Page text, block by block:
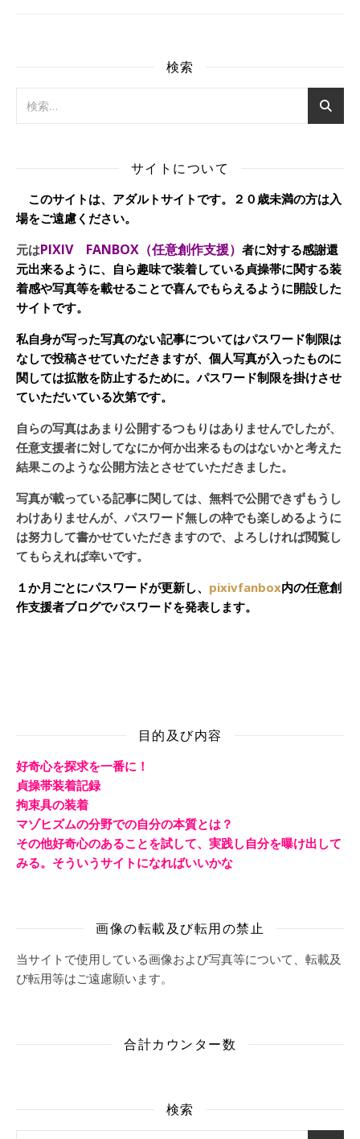
検索
サイトについて
このサイトは、アダルトサイトです。２０歳未満の方は入
場をご遠慮ください。
元はPIXIV FANBOX（任意創作支援） 者に対する感謝還
元出来るように、自ら趣味で装着している貞操帯に関する装
着感や写真等を載せることで喜んでもらえるように開設した
サイトです。
私自身が写った写真のない記事についてはパスワード制限は
なしで投稿させていただきますが、個人写真が入ったものに
関しては拡散を防止するために。パスワード制限を掛けさせ
ていただいている次第です。
自らの写真はあまり公開するつもりはありませんでしたが、
任意支援者に対してなにか何か出来るものはないかと考えた
結果このような公開方法とさせていただきました。
写真が載っている記事に関しては、無料で公開できずもうし
わけありませんが、パスワード無しの枠でも楽しめるように
は努力して書かせていただきますので、よろしければ閲覧し
てもらえれば幸いです。
１か月ごとにパスワードが更新し、 pixivfanbox内の任意創
作支援者ブログでパスワードを発表します。
目的及び内容
好奇心を探求を一番に！
貞操帯装着記録
拘束具の装着
マゾヒズムの分野での自分の本質とは？
その他好奇心のあることを試して、実践し自分を曝け出して
みる。そういうサイトになればいいかな
画像の転載及び転用の禁止
当サイトで使用している画像および写真等について、転載及
び転用等はご遠慮願います。
合計カウンター数
検索